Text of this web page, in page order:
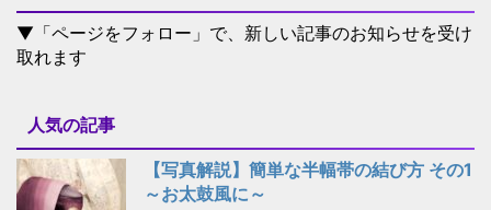
▼「ページをフォロー」で、新しい記事のお知らせを受け
取れます
人気の記事
【写真解説】簡単な半幅帯の結び方 その1
～お太鼓風に～